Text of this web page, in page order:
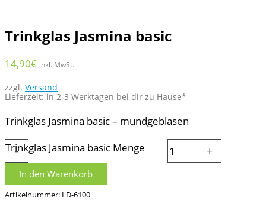
Trinkglas Jasmina basic
14,90€ inkl. MwSt.
zzgl. Versand
Lieferzeit: in 2-3 Werktagen bei dir zu Hause*
Trinkglas Jasmina basic – mundgeblasen
-
Trinkglas Jasmina basic Menge +
In den Warenkorb
Artikelnummer: LD-6100